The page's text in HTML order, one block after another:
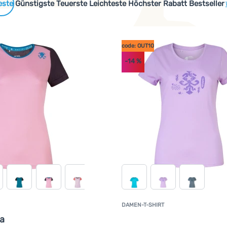
Günstigste Teuerste Leichteste Höchster Rabatt Bestseller
Produkte
oder recycelten Materialien hergestellt werden oder
DAMEN-T-SHIRT
code: OUT10
-14%